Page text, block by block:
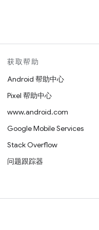
获取帮助
Android 帮助中心
Pixel 帮助中心
www.android.com
Google Mobile Services
Stack Overflow
问题跟踪器